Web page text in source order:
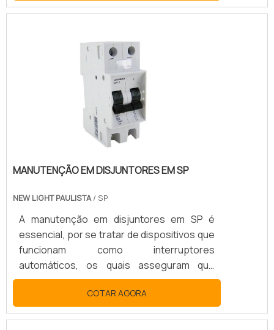
tipos de operação.
MANUTENÇÃO EM DISJUNTORES EM SP
NEW LIGHT PAULISTA/ SP
A manutenção em disjuntores em SP é
essencial, por se tratar de dispositivos que
funcionam como interruptores
automáticos, os quais asseguram que
redes
COTAR AGORA